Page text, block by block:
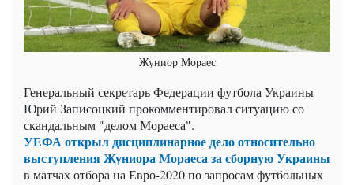
Жуниор Мораес
Генеральный секретарь Федерации футбола Украины
Юрий Записоцкий прокомментировал ситуацию со
скандальным "делом Мораеса".
УЕФА открыл дисциплинарное дело относительно
выступления Жуниора Мораеса за сборную Украины
в матчах отбора на Евро-2020 по запросам футбольных